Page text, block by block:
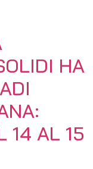
HA
14 AL 15